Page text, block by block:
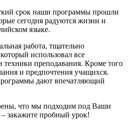
срок наши программы прошли
сегодня радуются жизни и
языке.
работа, тщательно
использовал все
преподавания. Кроме того
и предпочтения учащихся.
дают впечатляющий
что мы подходим под Ваши
– закажите пробный урок!